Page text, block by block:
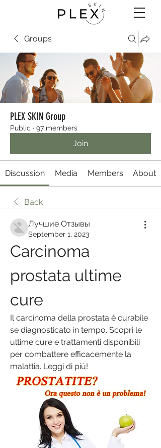
Groups
PLEX SKIN Group
Public · 97 members
Join
Discussion Media Members About
Back
Лучшие Отзывы
September 1, 2023
Carcinoma
prostata ultime
cure
Il carcinoma della prostata è curabile
se diagnosticato in tempo. Scopri le
ultime cure e trattamenti disponibili
per combattere efficacemente la
malattia. Leggi di più!